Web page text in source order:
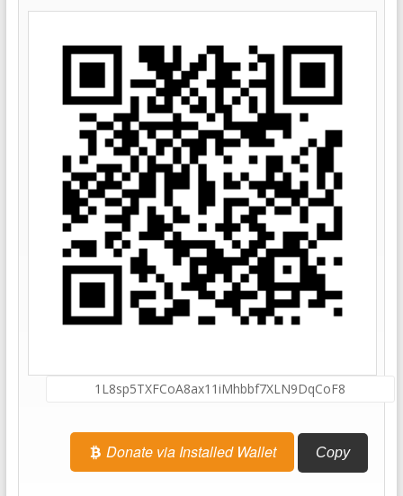
Donate via Installed Wallet Copy